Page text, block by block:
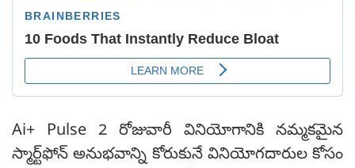
Ai+ Pulse 2 రోజువారీ వినియోగానికి నమ్మకమైన
స్మార్ట్‌ఫోన్ అనుభవాన్ని కోరుకునే వినియోగదారుల కోసం